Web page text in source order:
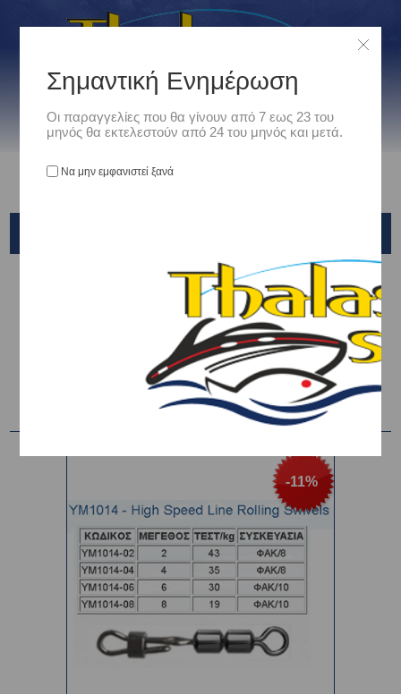
Είδη Αλιείας /
ΣΤΡΙΦΤΑΡΙΑ - ΠΑΡΑΜΑΝΕΣ - ΚΡΙΚΑΚΙΑ - ΕΞΑΡΤΗΜΑΤΑ ΑΡΜΑΤΩΣΙΑΣ /
Στριφταροπαραμάνες / TOP ONE
Ταξινόμηση ανά
-11%
Σημαντική Ενημέρωση
Οι παραγγελίες που θα γίνουν από 7 εως 23 του
μηνός θα εκτελεστούν από 24 του μηνός και μετά.
Να μην εμφανιστεί ξανά